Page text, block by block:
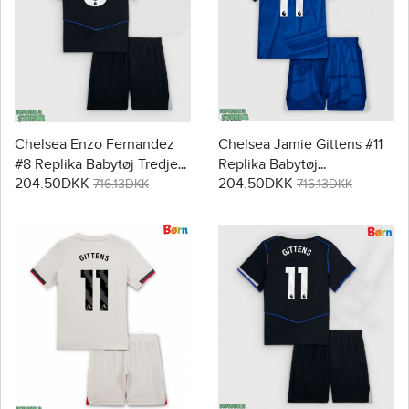
Chelsea Enzo Fernandez
#8 Replika Babytøj Tredje
sæt Børn 2025-26
204.50DKK 716.13DKK
Chelsea Jamie Gittens #11
Replika Babytøj
Hjemmebanesæt Børn
Korte bukser)
204.50DKK 716.13DKK